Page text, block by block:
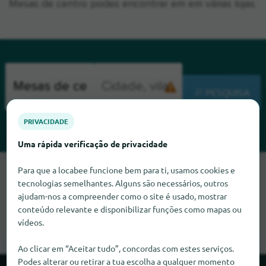
PESQUISA
Lamentamos, mas não conseguimos encontrar Mesas de
centro neste momento. Se souber onde encontrar Mesas de
centro, ficaríamos muito satisfeitos se nos informasse.
PRIVACIDADE
Uma rápida verificação de privacidade
Para que a locabee funcione bem para ti, usamos cookies e
tecnologias semelhantes. Alguns são necessários, outros
ajudam-nos a compreender como o site é usado, mostrar
conteúdo relevante e disponibilizar funções como mapas ou
vídeos.
Ao clicar em “Aceitar tudo”, concordas com estes serviços.
Podes alterar ou retirar a tua escolha a qualquer momento